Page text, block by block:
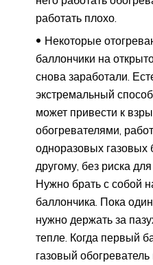
работать плохо.
Некоторые
баллончики на
снова заработали.
экстремальный
может привести к
обогревателями,
одноразовых
другому, без риска
Нужно брать с собой
баллончика. Пока
нужно держать за
тепле. Когда первый
газовый